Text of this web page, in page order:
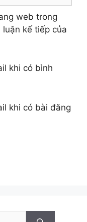
web trong
kế tiếp của
khi có bình
khi có bài đăng